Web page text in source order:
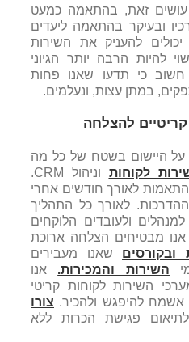
עושים זאת, בהתאמה כמעט
ובעיקר בהתאמה ליעדים
להעניק את השירות
להיות הרבה יותר הגיוני
חשוב כי תדעו שאנו פחות
במתן עצות, ונעלמים.
להצלחה
על היישום בשטח של כל מה
לקוחות
וניהול CRM.
לאורך חודשים אחרי
לאורך כל התהליך
למנהלים ולעובדים הלוקחים
מבטיחים הצלחה ארוכת
ובקורסים שאנו מעבירים
השירות והמכירות. אנו
השירות לקוחות קריטי
להיפגש ולהכיר. צורו
פגישת הכרות ללא